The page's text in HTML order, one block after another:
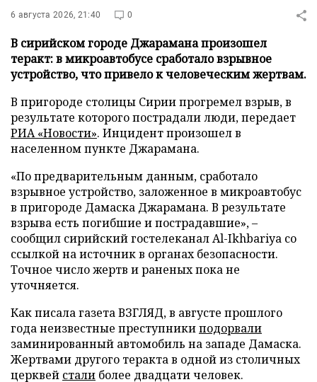
6 августа 2026, 21:40 0
В сирийском городе Джарамана произошел
теракт: в микроавтобусе сработало взрывное
устройство, что привело к человеческим жертвам.
В пригороде столицы Сирии прогремел взрыв, в
результате которого пострадали люди, передает
РИА «Новости». Инцидент произошел в
населенном пункте Джарамана.
«По предварительным данным, сработало
взрывное устройство, заложенное в микроавтобус
в пригороде Дамаска Джарамана. В результате
взрыва есть погибшие и пострадавшие», –
сообщил сирийский гостелеканал Al-Ikhbariya со
ссылкой на источник в органах безопасности.
Точное число жертв и раненых пока не
уточняется.
Как писала газета ВЗГЛЯД, в августе прошлого
года неизвестные преступникиподорвали
заминированный автомобиль на западе Дамаска.
Жертвами другого теракта в одной из столичных
церквей стали более двадцати человек.